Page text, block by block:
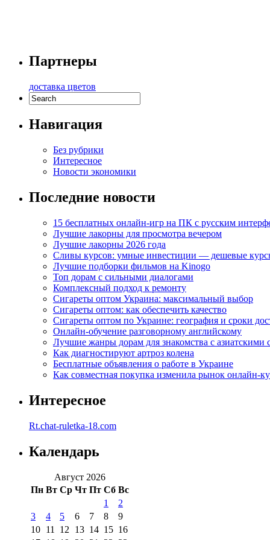
Партнеры
доставка цветов
Навигация
Без рубрики
Интересное
Новости экономики
Последние новости
15 бесплатных онлайн-игр на ПК с русским
Лучшие лакорны для просмотра вечером
Лучшие лакорны 2026 года
Сливы курсов: умные инвестиции — дешевые
Лучшие подборки фильмов на Kinogo
Топ дорам с сильными диалогами
Комплексный подход к ремонту
Сигареты оптом Украина: максимальный выбор
Сигареты оптом: как обеспечить качество
Сигареты оптом по Украине: география и сроки
Онлайн-обучение разговорному английскому
Лучшие жанры дорам для знакомства с азиатскими
Как диагностируют артроз колена
Бесплатные объявления о работе в Украине
Как совместная покупка изменила рынок онлайн-
Интересное
Rt.chat-ruletka-18.com
Календарь
Август 2026
Пн Вт Ср Чт Пт Сб Вс
1
2
3
4 5 6 7 8
9
10 11 12 13 14 15 16